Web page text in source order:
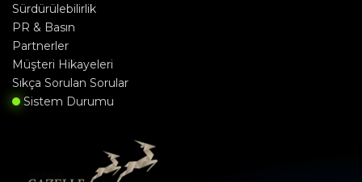
Sürdürülebilirlik
PR & Basın
Partnerler
Müşteri Hikayeleri
Sıkça Sorulan Sorular
Sistem Durumu